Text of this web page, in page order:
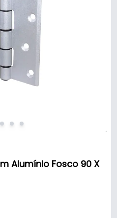
Alumínio Fosco 90 X